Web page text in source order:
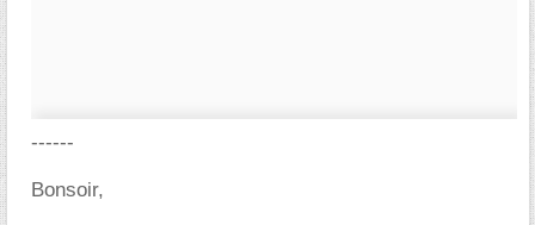
------
Bonsoir,